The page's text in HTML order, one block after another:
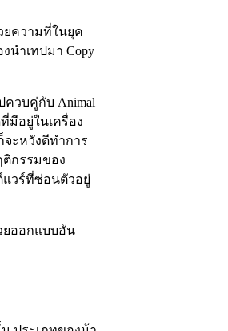
ยความที่ในยุค
นำเทปมา Copy
ควบคู่กับ Animal
มีอยู่ในเครื่อง
จะหวังดีทำการ
ติกรรมของ
แวร์ที่ซ่อนตัวอยู่
ยออกแบบอัน